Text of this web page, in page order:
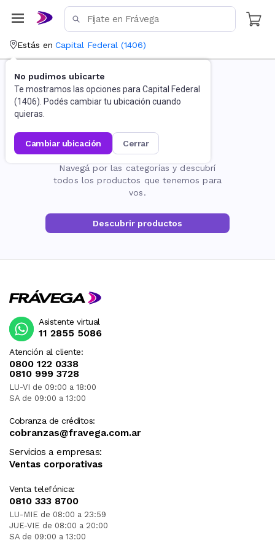
Estás en Capital Federal (1406)
No pudimos ubicarte
Te mostramos las opciones para Capital Federal
(1406). Podés cambiar tu ubicación cuando
quieras.
cambiar ubicación cerrar
La página no existe
Navegá por las categorías y descubrí
todos los productos que tenemos para
vos.
Descubrir productos
Atención al cliente:
0800 122 0338
0810 999 3728
LU-VI de 09:00 a 18:00
SA de 09:00 a 13:00
Cobranza de créditos:
cobranzas@fravega.com.ar
Servicios a empresas:
Ventas corporativas
Venta telefónica:
0810 333 8700
LU-MIE de 08:00 a 23:59
JUE-VIE de 08:00 a 20:00
SA de 09:00 a 13:00
Asistente virtual
11 2855 5086